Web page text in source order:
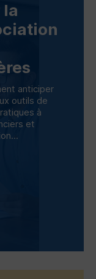
anticiper
outils de
à
et